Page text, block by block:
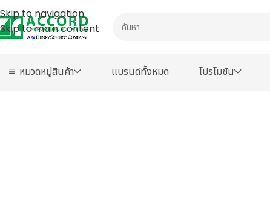
Skip to navigation
Skip to main content
หมวดหมู่สินค้า เเบรนด์ทั้งหมด โปรโมชัน